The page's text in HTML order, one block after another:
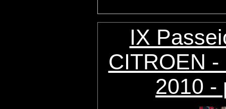
IX
CITROEN -
2010 -